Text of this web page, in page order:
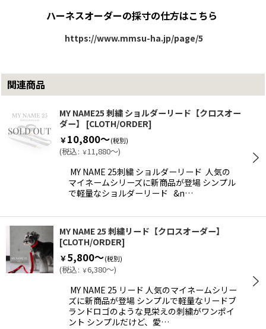
ハーネスオーダーの採寸の仕方はこちら
https://www.mmsu-ha.jp/page/5
関連商品
MY NAME25 刺繍 ショルダーリード【クロスオー
ダー】
[CLOTH/ORDER]
￥10,800～(税別)
(税込: ￥11,880～)
MY NAME 25刺繍 ショルダーリード 人気の
マイネームシリーズに新商品が登場 シンプル
で軽量なショルダーリード &n…
MY NAME 25 刺繍リード【クロスオーダー】
[CLOTH/ORDER]
￥5,800～(税別)
(税込: ￥6,380～)
MY NAME 25 リード 人気のマイネームシリー
ズに新商品が登場 シンプルで軽量なリードブ
ランドロゴのような見栄えの刺繍がワンポイ
ント シンプルだけど、愛…